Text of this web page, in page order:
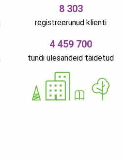
8 303
registreerunud klienti
4 459 700
tundi ülesandeid täidetud